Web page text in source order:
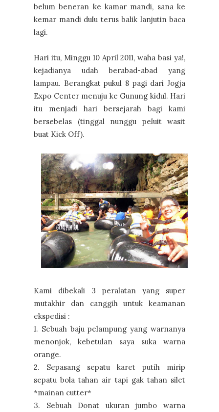
belum beneran ke kamar mandi, sana ke
kemar mandi dulu terus balik lanjutin baca
lagi.
Hari itu, Minggu 10 April 2011, waha basi ya!,
kejadianya udah berabad-abad yang
lampau. Berangkat pukul 8 pagi dari Jogja
Expo Center menuju ke Gunung kidul. Hari
itu menjadi hari bersejarah bagi kami
bersebelas (tinggal nunggu peluit wasit
buat Kick Off).
Kami dibekali 3 peralatan yang super
mutakhir dan canggih untuk keamanan
ekspedisi :
1. Sebuah baju pelampung yang warnanya
menonjok, kebetulan saya suka warna
orange.
2. Sepasang sepatu karet putih mirip
sepatu bola tahan air tapi gak tahan silet
*mainan cutter*
3. Sebuah Donat ukuran jumbo warna